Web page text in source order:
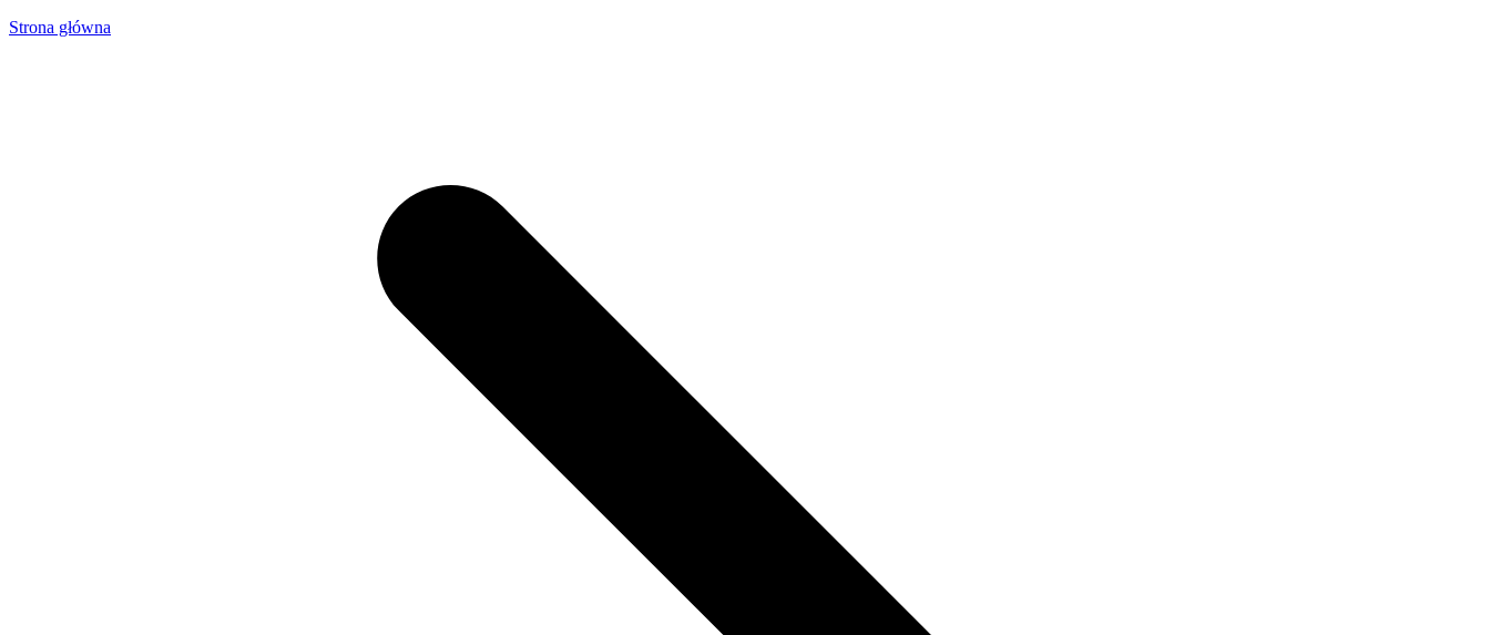
Strona główna